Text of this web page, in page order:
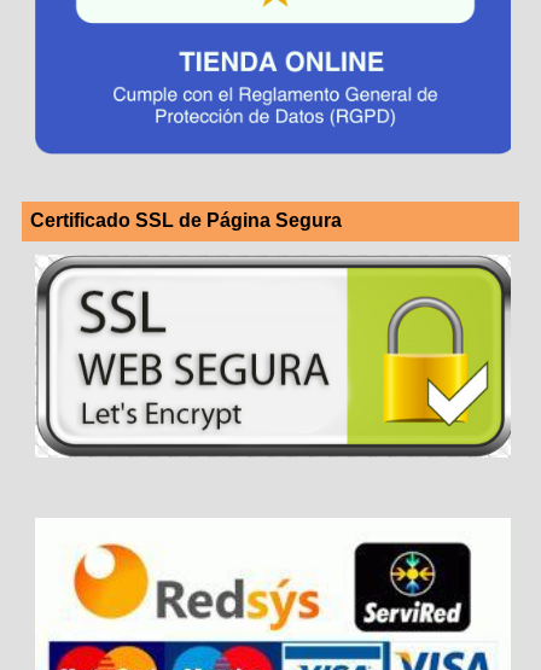
Certificado SSL de Página Segura